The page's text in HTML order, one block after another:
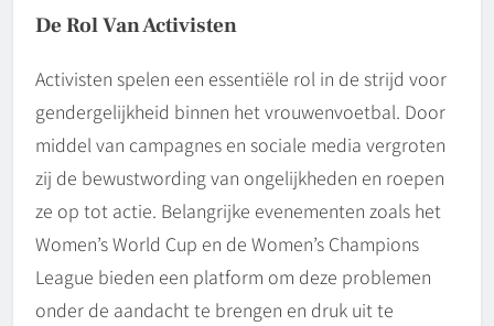
De Rol Van Activisten
Activisten spelen een essentiële rol in de strijd voor
gendergelijkheid binnen het vrouwenvoetbal. Door
middel van campagnes en sociale media vergroten
zij de bewustwording van ongelijkheden en roepen
ze op tot actie. Belangrijke evenementen zoals het
Women’s World Cup en de Women’s Champions
League bieden een platform om deze problemen
onder de aandacht te brengen en druk uit te